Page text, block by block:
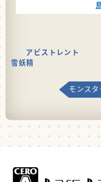
アビストレント
雪妖精
モンス